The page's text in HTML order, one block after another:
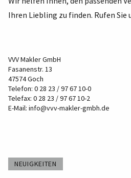
Ihren Liebling zu finden. Rufen Sie
VVV Makler GmbH
Fasanenstr. 13
47574 Goch
Telefon: 0 28 23 / 97 67 10-0
Telefax: 0 28 23 / 97 67 10-2
E-Mail: info@vvv-makler-gmbh.de
NEUIGKEITEN